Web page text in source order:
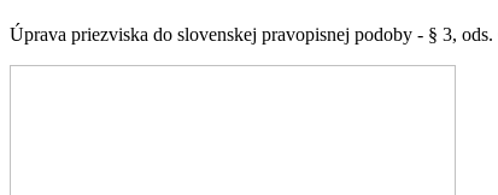
Úprava priezviska do slovenskej pravopisnej podoby - § 3,